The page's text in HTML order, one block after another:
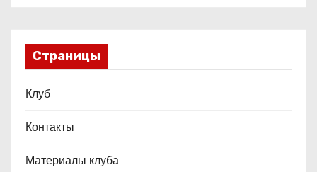
Страницы
Клуб
Контакты
Материалы клуба